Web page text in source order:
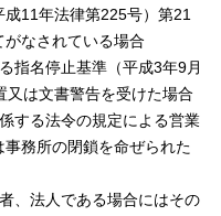
11年法律第225号）第21
なされている場合
指名停止基準（平成3年9月
又は文書警告を受けた場合
する法令の規定による営業
務所の閉鎖を命ぜられた
、法人である場合にはその